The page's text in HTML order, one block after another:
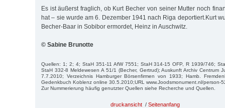
Es ist äußerst fraglich, ob Kurt Becher von seiner Mutter noch
hat – sie wurde am 6. Dezember 1941 nach Riga deportiert.Kurt
Becher-Baar in Sobibor ermordet, Heinz in Auschwitz.
© Sabine Brunotte
Quellen: 1; 2; 4; StaH 351-11 AfW 7551; StaH 314-15 OFP, R 1939/746;
StaH 332-8 Meldewesen A 51/1 (Becher, Gertrud); Auskunft Archiv Centrum
7.7.2010; Verzeichnis Hamburger Börsenfirmen von 1933; Hamb.
Gedenkbuch Koblenz online 30.5.2010;URL www.Joodsmonument.nl/person-
Zur Nummerierung häufig genutzter Quellen siehe Recherche und Quellen.
druckansicht / Seitenanfang